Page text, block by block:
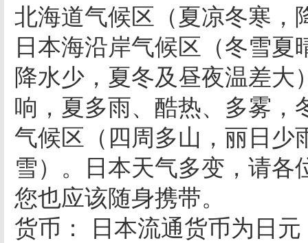
北海道气候区（夏凉冬寒，
日本海沿岸气候区（冬雪
降水少，夏冬及昼夜温差大
响，夏多雨、酷热、多雾，
气候区（四周多山，丽日少
雪）。日本天气多变，请各
您也应该随身携带。
货币： 日本流通货币为日